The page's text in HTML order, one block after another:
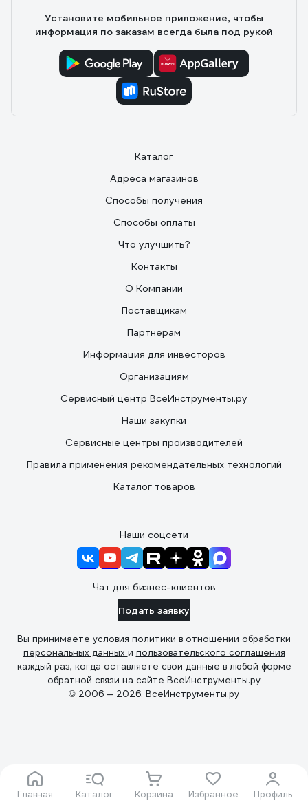
Главная Каталог Корзина Избранное Профиль
Установите мобильное приложение, чтобы
информация по заказам всегда была под рукой
Каталог
Адреса магазинов
Способы получения
Способы оплаты
Что улучшить?
Контакты
О Компании
Поставщикам
Партнерам
Информация для инвесторов
Организациям
Сервисный центр ВсеИнструменты.ру
Наши закупки
Сервисные центры производителей
Правила применения рекомендательных технологий
Каталог товаров
Наши соцсети
Чат для бизнес-клиентов
Подать заявку
Вы принимаете условия политики в отношении обработки
персональных данных и пользовательского соглашения
каждый раз, когда оставляете свои данные в любой форме
обратной связи на сайте ВсеИнструменты.ру
© 2006 — 2026. ВсеИнструменты.ру